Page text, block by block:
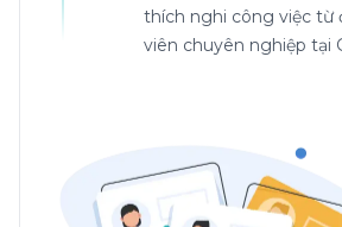
thích nghi công việc từ
viên chuyên nghiệp tại